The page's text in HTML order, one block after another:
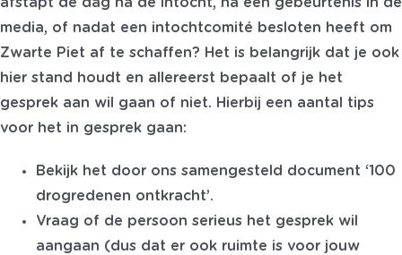
afstapt de dag na de intocht, na een gebeurtenis in de
media, of nadat een intochtcomité besloten heeft om
Zwarte Piet af te schaffen? Het is belangrijk dat je ook
hier stand houdt en allereerst bepaalt of je het
gesprek aan wil gaan of niet. Hierbij een aantal tips
voor het in gesprek gaan:
Bekijk het door ons samengesteld document ‘100
drogredenen ontkracht’.
Vraag of de persoon serieus het gesprek wil
aangaan (dus dat er ook ruimte is voor jouw